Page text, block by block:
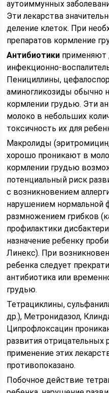
аутоиммунных
Эти лекарства
деление клеток. При
препаратов кормление
Антибиотики применяют
инфекционно-
Пенициллины,
аминогликозиды обычно
кормлении грудью. Эти
молоко в небольших
токсичность их для
Макролиды
хорошо проникают в
кормлении грудью
потенциальный риск
с возникновением
нарушением нормальной
размножением грибков
профилактики
назначение ребенку
Линекс). При
ребенка следует
антибиотика или
грудью.
Тетрациклины,
др.), Метронидазол,
Ципрофлоксацин
развития
применение этих
противопоказано.
Побочное действие